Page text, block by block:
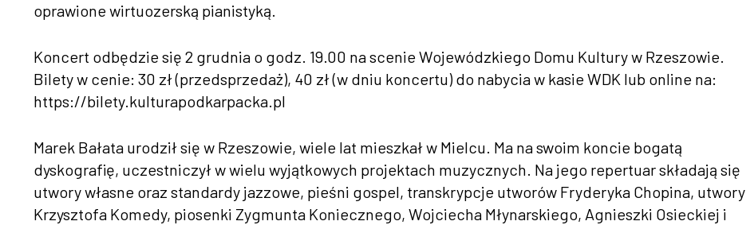
oprawione wirtuozerską pianistyką.
Koncert odbędzie się 2 grudnia o godz. 19.00 na scenie Wojewódzkiego Domu Kultury w Rzeszowie.
Bilety w cenie: 30 zł (przedsprzedaż), 40 zł (w dniu koncertu) do nabycia w kasie WDK lub online na:
https://bilety.kulturapodkarpacka.pl
Marek Bałata urodził się w Rzeszowie, wiele lat mieszkał w Mielcu. Ma na swoim koncie bogatą
dyskografię, uczestniczył w wielu wyjątkowych projektach muzycznych. Na jego repertuar składają się
utwory własne oraz standardy jazzowe, pieśni gospel, transkrypcje utworów Fryderyka Chopina, utwory
Krzysztofa Komedy, piosenki Zygmunta Koniecznego, Wojciecha Młynarskiego, Agnieszki Osieckiej i